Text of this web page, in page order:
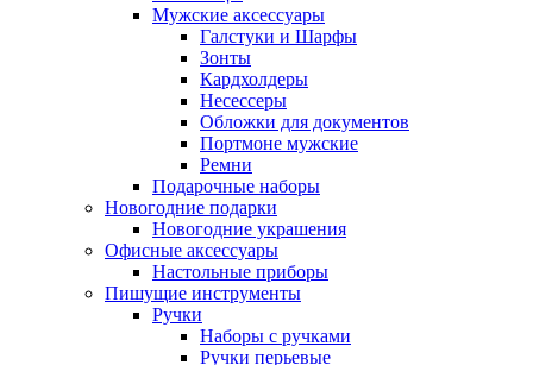
Мужские аксессуары
Галстуки и Шарфы
Зонты
Кардхолдеры
Несессеры
Обложки для документов
Портмоне мужские
Ремни
Подарочные наборы
Новогодние подарки
Новогодние украшения
Офисные аксессуары
Настольные приборы
Пишущие инструменты
Ручки
Наборы с ручками
Ручки перьевые